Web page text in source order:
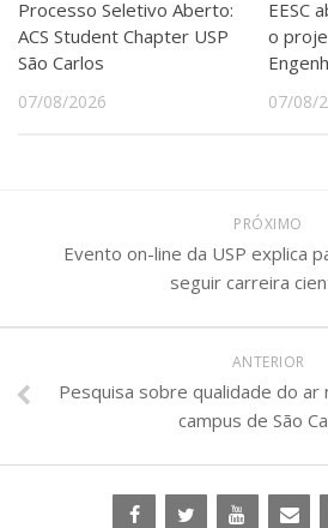
Processo Seletivo Aberto:
ACS Student Chapter USP
São Carlos
07/08/2026
EESC
o
07/08/
PRÓXIMO
Evento on-line da USP explica
seguir carreira
ANTERIOR
Pesquisa sobre qualidade do ar
campus de São